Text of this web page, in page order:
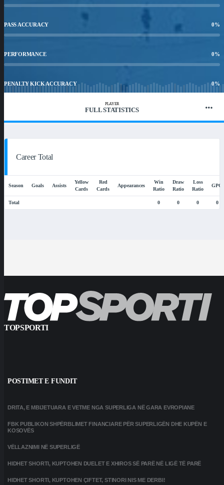
PASS ACCURACY 0%
PERFORMANCE 0%
PENALTY KICK ACCURACY 0%
PLAYER
FULL STATISTICS
Career Total
Season Goals Assists
Yellow
Cards
Red
Cards
Appearances
Win
Ratio
Draw
Ratio
Loss
Ratio
GPG
Total 0 0 0 0
TOPSPORTI
POSTIMET E FUNDIT
DRITA, E MBIJETUARA E VETME NGA SUPERLIGA NË GARA EVROPIANE
FBK PUBLIKON SHPËRBLIMET FINANCIARE PËR SUPERLIGËN DHE KUPËN E
KOSOVËS
VËLLAZNIMI NË SUPERLIGË
HIDHET SHORTI, KUPTOHEN DUELET E XHIROS SË PARË NË LIGË TË PARË
HIDHET SHORTI, KUPTOHEN ÇIFTET, STINORI NIS ME DERBI!